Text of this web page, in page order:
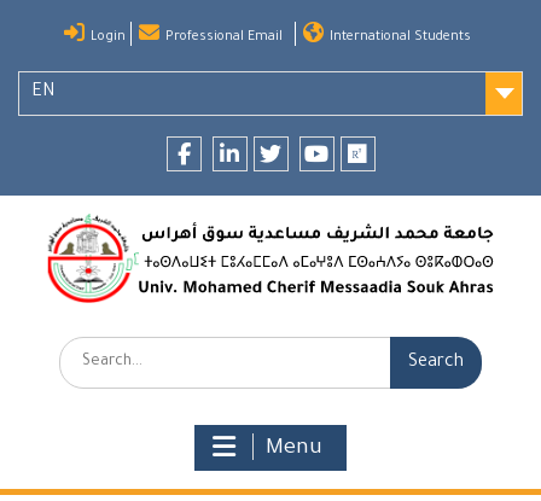
content
Login Professional Email International Students
EN
Search:
Menu